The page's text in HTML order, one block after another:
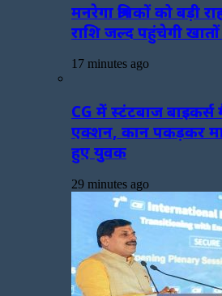
मनरेगा श्रमिकों को बड़ी
राशि जल्द पहुंचेगी
17 minutes ago
CG में स्टंटबाज
एक्शन, कान पकड़कर
हुए युवक
29 minutes ago